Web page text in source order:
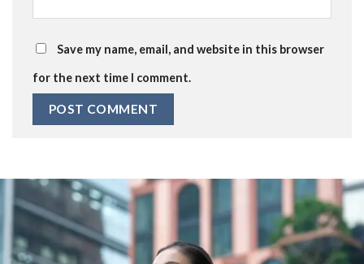
Save my name, email, and website in this browser
for the next time I comment.